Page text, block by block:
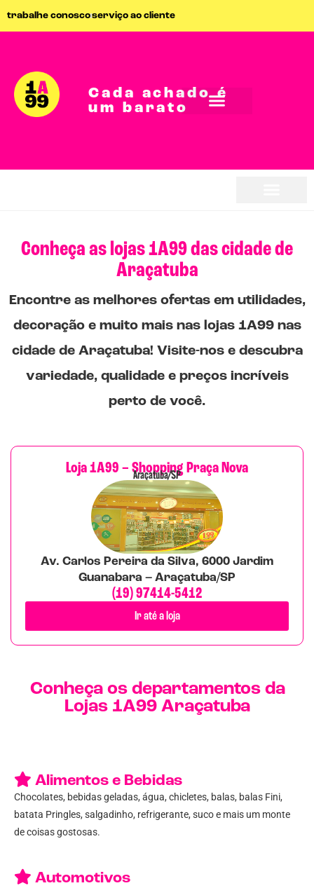
trabalhe conoscoserviço ao cliente
Cada achado é
um barato
Conheça as lojas 1A99 das cidade de
Araçatuba
Encontre as melhores ofertas em utilidades,
decoração e muito mais nas lojas 1A99nas
cidade de Araçatuba! Visite-nos e descubra
variedade, qualidade e preços incríveis
perto de você.
Loja 1A99 – Shopping Praça Nova
Araçatuba/SP
Av. Carlos Pereira da Silva, 6000 Jardim
Guanabara – Araçatuba/SP
(19) 97414-5412
Ir até a loja
Conheça os departamentos da
Lojas 1A99 Araçatuba
Alimentos e Bebidas
Chocolates, bebidas geladas, água, chicletes, balas, balas Fini,
batata Pringles, salgadinho, refrigerante, suco e mais um monte
de coisas gostosas.
Automotivos